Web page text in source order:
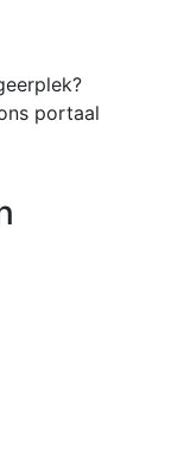
portaal